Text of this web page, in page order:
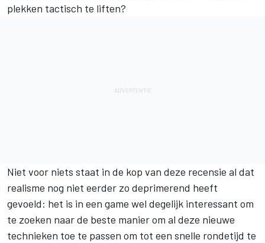
plekken tactisch te liften?
Niet voor niets staat in de kop van deze recensie al dat
realisme nog niet eerder zo deprimerend heeft
gevoeld: het is in een game wel degelijk interessant om
te zoeken naar de beste manier om al deze nieuwe
technieken toe te passen om tot een snelle rondetijd te